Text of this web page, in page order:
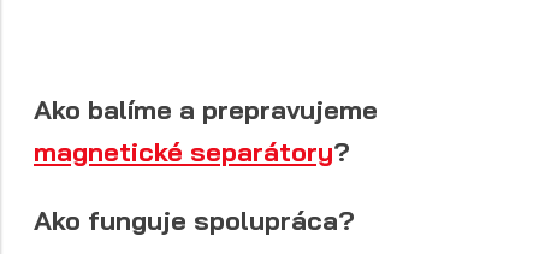
Ako balíme a prepravujeme
magnetické separátory?
Ako funguje spolupráca?